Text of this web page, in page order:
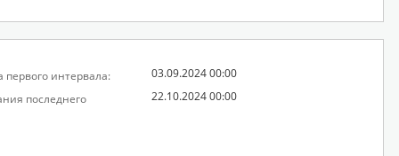
первого интервала:
03.09.2024 00:00
последнего
22.10.2024 00:00